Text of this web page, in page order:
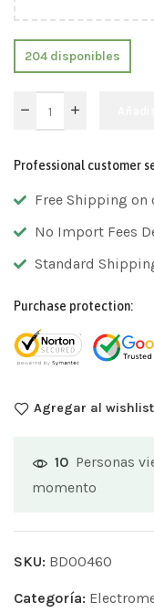
204 disponibles
Professional customer
Free Shipping on
No Import Fees
Standard
Purchase protection:
Agregar al wishlist
10 Personas
momento
SKU: BD00460
Categoría: